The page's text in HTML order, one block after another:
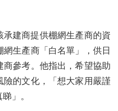
承建商提供棚網生產商的資
生產商「白名單」，供日
參考。他指出，希望協助
的文化，「想大家用嚴謹
」。